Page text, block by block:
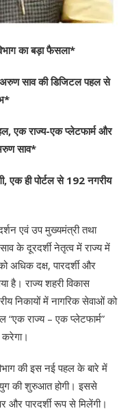
का बड़ा फैसला*
साव की डिजिटल पहल से
एक राज्य-एक प्लेटफार्म और
साव*
एक ही पोर्टल से 192 नगरीय
एवं उप मुख्यमंत्री तथा
के दूरदर्शी नेतृत्व में राज्य में
अधिक दक्ष, पारदर्शी और
है। राज्य शहरी विकास
निकायों में नागरिक सेवाओं को
राज्य – एक प्लेटफार्म”
की इस नई पहल के बारे में
की शुरुआत होगी। इससे
और पारदर्शी रूप से मिलेंगी।